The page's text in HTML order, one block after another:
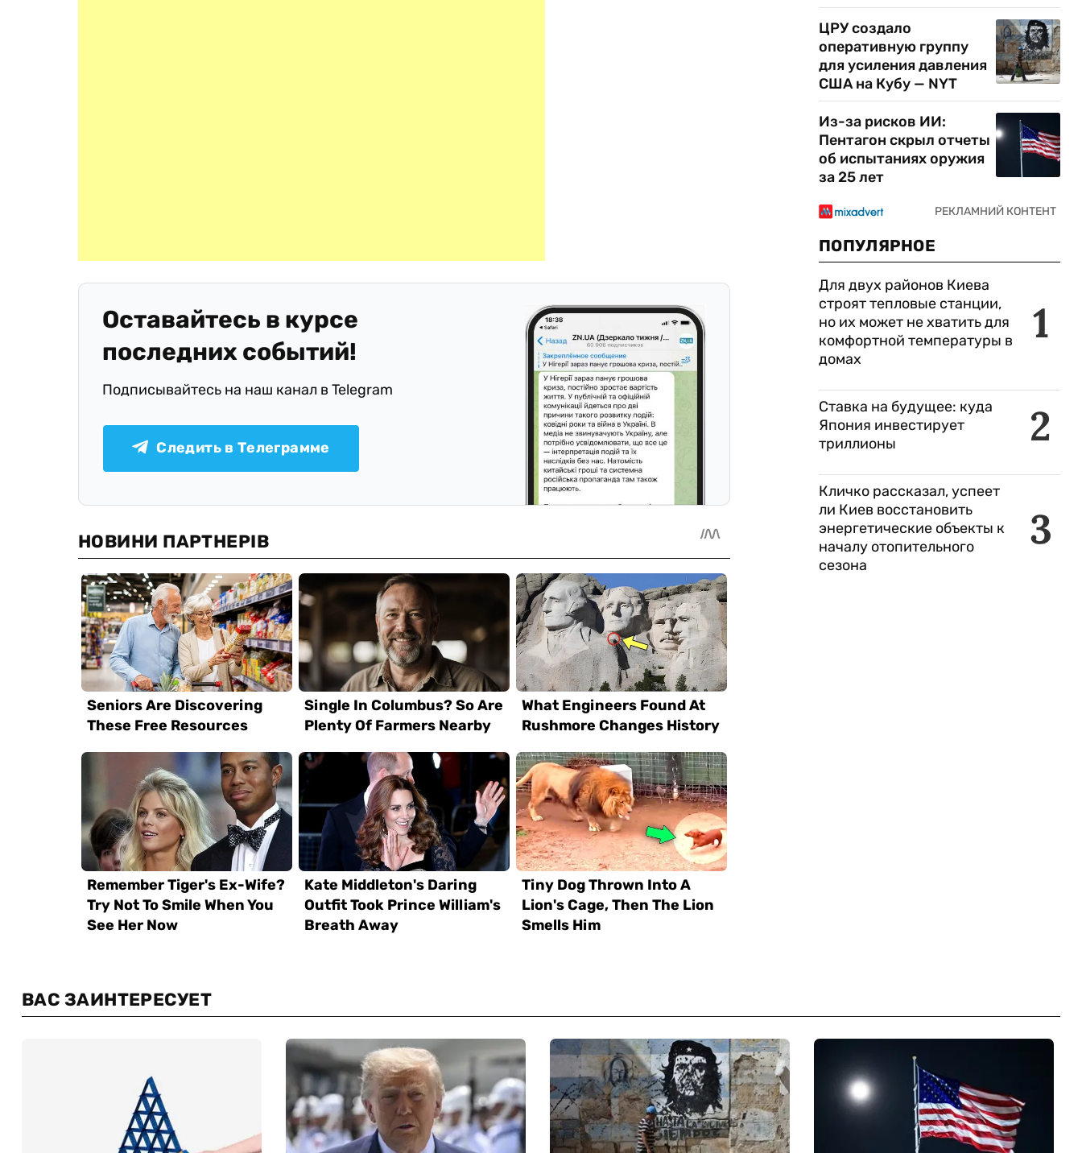
Оставайтесь в курсе
последних событий!
Подписывайтесь на наш канал в Telegram
Следить в Телеграмме
ЦРУ создало
оперативную группу
для усиления давления
США на Кубу — NYT
Из-за рисков ИИ:
Пентагон скрыл отчеты
об испытаниях оружия
за 25 лет
ПОПУЛЯРНОЕ
1
Для двух районов Киева
строят тепловые станции,
но их может не хватить для
комфортной температуры в
домах
2
Ставка на будущее: куда
Япония инвестирует
триллионы
3
Кличко рассказал, успеет
ли Киев восстановить
энергетические объекты к
началу отопительного
сезона
ВАС ЗАИНТЕРЕСУЕТ